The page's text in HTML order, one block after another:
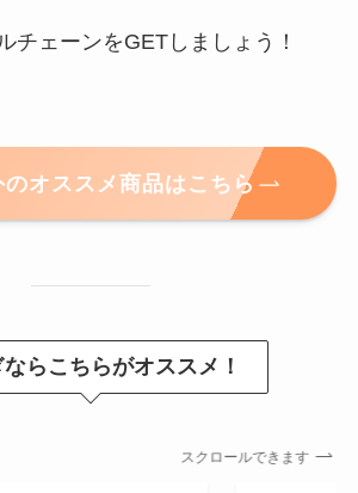
チェーンをGETしましょう！
オススメ商品はこちら
らこちらがオススメ！
スクロールできます